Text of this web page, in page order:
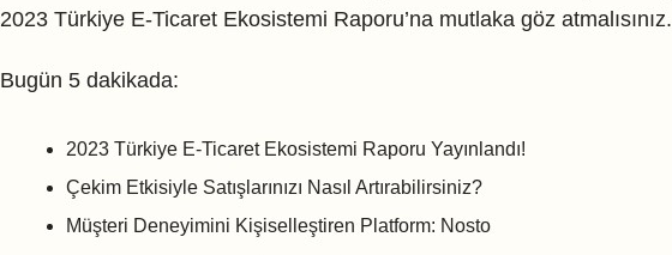
2023 Türkiye E-Ticaret Ekosistemi Raporu’na mutlaka göz atmalısınız.
Bugün 5 dakikada:
2023 Türkiye E-Ticaret Ekosistemi Raporu Yayınlandı!
Çekim Etkisiyle Satışlarınızı Nasıl Artırabilirsiniz?
Müşteri Deneyimini Kişiselleştiren Platform: Nosto